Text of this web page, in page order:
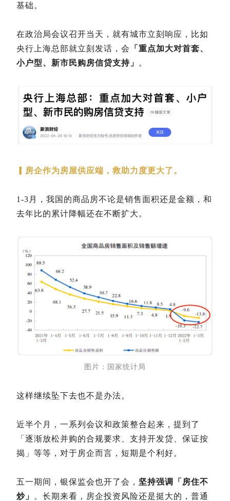
基础。
在政治局会议召开当天，就有城市立刻响应，比如
央行上海总部就立刻发话，会
「重点加大对首套、
小户型、新市民购房信贷支持」
。
▎房企作为房屋供应端，救助力度更大了。
1-3月，我国的商品房不论是销售面积还是金额，和
去年比的累计降幅还在不断扩大。
图片：国家统计局
这样继续坠下去也不是办法。
近半个月，一系列会议和政策整合起来，提到了
「逐渐放松并购的合规要求、支持开发贷、保证按
揭」等等，对于房企而言，短期是个利好。
五一期间，银保监会也开了会， 坚持强调「房住不
炒」
。长期来看，房企投资风险还是挺大的，普通